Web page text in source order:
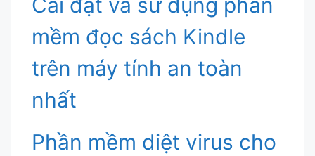
Cài đặt và sử dụng phần
mềm đọc sách Kindle
trên máy tính an toàn
nhất
Phần mềm diệt virus cho